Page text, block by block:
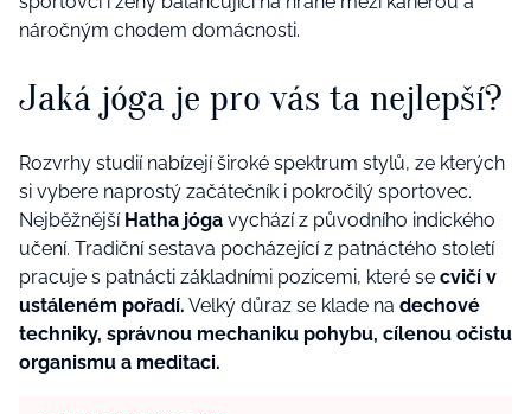
náročným chodem domácnosti.
Jaká jóga je pro vás ta nejlepší?
Rozvrhy studií nabízejí široké spektrum stylů, ze kterých
si vybere naprostý začátečník i pokročilý sportovec.
Nejběžnější Hatha jóga vychází z původního indického
učení. Tradiční sestava pocházející z patnáctého století
pracuje s patnácti základními pozicemi, které se cvičí v
ustáleném pořadí. Velký důraz se klade na dechové
techniky, správnou mechaniku pohybu, cílenou očistu
organismu a meditaci.